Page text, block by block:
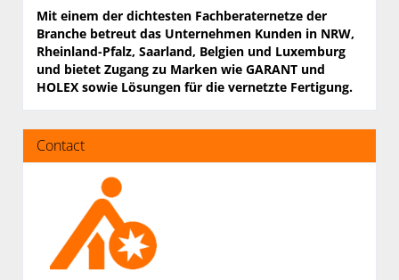
Mit einem der dichtesten Fachberaternetze der
Branche betreut das Unter­nehmen Kunden in NRW,
Rheinland-Pfalz, Saarland, Belgien und Luxemburg
und bietet Zugang zu Marken wie GARANT und
HOLEX sowie Lösungen für die vernetzte Fertigung.
Contact